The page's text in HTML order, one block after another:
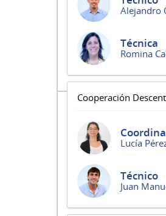
Alejandro
Técnica
Romina
Cooperación
Lucía
Técnico
Juan